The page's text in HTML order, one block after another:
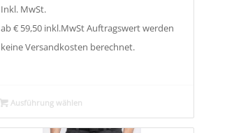
Inkl. MwSt.
ab € 59,50 inkl.MwSt Auftragswert werden
keine Versandkosten berechnet.
Ausführung wählen